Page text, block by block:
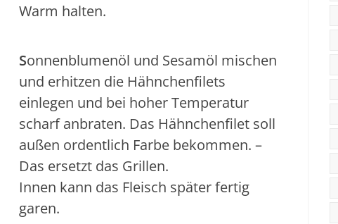
Warm halten.
Sonnenblumenöl und Sesamöl mischen
und erhitzen die Hähnchenfilets
einlegen und bei hoher Temperatur
scharf anbraten. Das Hähnchenfilet soll
außen ordentlich Farbe bekommen. –
Das ersetzt das Grillen.
Innen kann das Fleisch später fertig
garen.